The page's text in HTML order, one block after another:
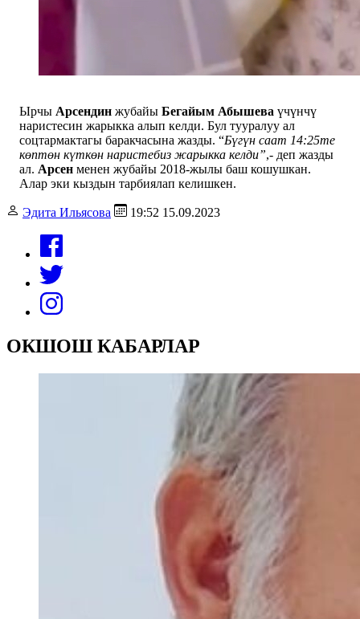
Ырчы Арсендин жубайы Бегайым Абышева үчүнчү
наристесин жарыкка алып келди. Бул тууралуу ал
соцтармактагы баракчасына жазды. “Бүгүн саат 14:25те
көптөн күткөн наристебиз жарыкка келди”,- деп жазды
ал. Арсен менен жубайы 2018-жылы баш кошушкан.
Алар эки кыздын тарбиялап келишкен.
Эдита Ильясова 19:52 15.09.2023
ОКШОШ КАБАРЛАР